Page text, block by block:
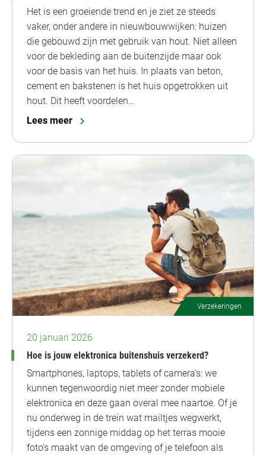
Het is een groeiende trend en je ziet ze steeds
vaker, onder andere in nieuwbouwwijken: huizen
die gebouwd zijn met gebruik van hout. Niet alleen
voor de bekleding aan de buitenzijde maar ook
voor de basis van het huis. In plaats van beton,
cement en bakstenen is het huis opgetrokken uit
hout. Dit heeft voordelen…
Lees meer
Verzekeringen
20 januari 2026
Hoe is jouw elektronica buitenshuis verzekerd?
Smartphones, laptops, tablets of camera’s: we
kunnen tegenwoordig niet meer zonder mobiele
elektronica en deze gaan overal mee naartoe. Of je
nu onderweg in de trein wat mailtjes wegwerkt,
tijdens een zonnige middag op het terras mooie
foto’s maakt van de omgeving of je telefoon als